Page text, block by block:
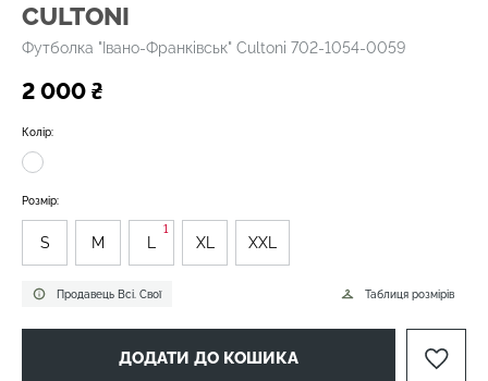
CULTONI
Футболка "Івано-Франківськ" Cultoni 702-1054-0059
2 000 ₴
Продавець Всі. Свої
Колір:
Таблиця розмірів
Розмір:
S M L
1
XL XXL
ДОДАТИ ДО КОШИКА